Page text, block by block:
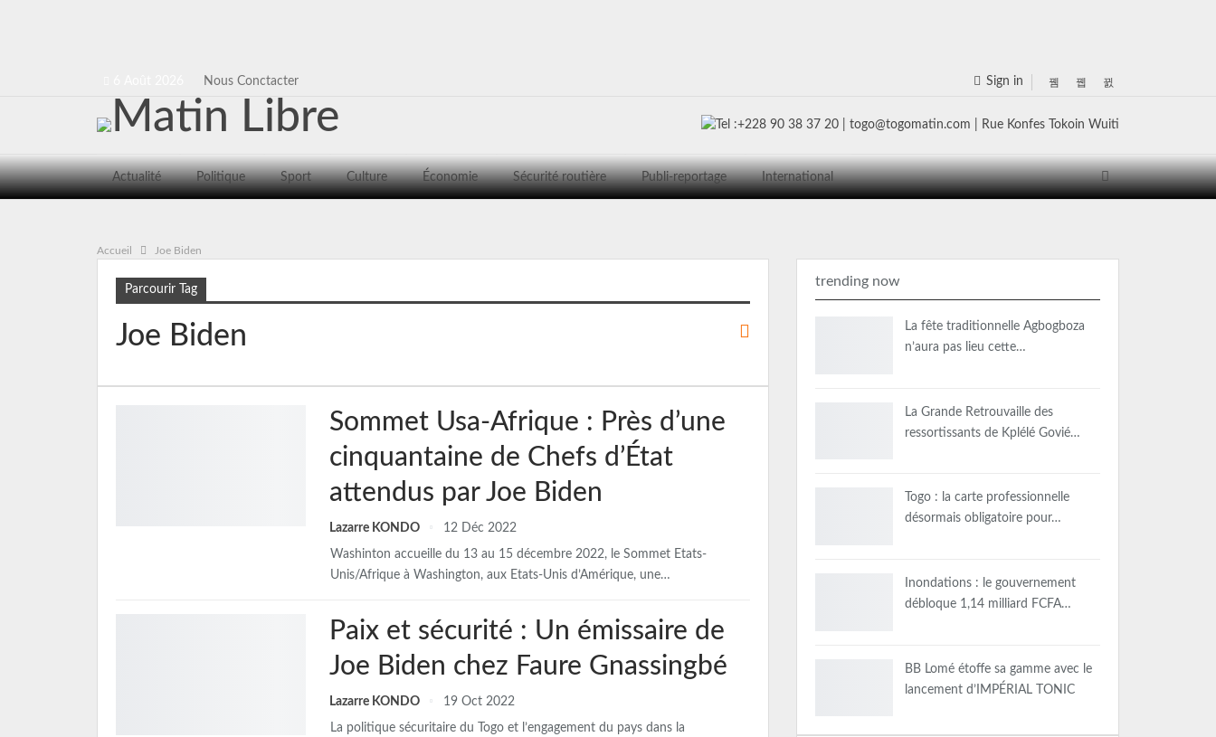
Sign in
Nous Conctacter
Actualité Politique Sport Culture Économie Sécurité routière Publi-reportage International
Accueil Joe Biden
Parcourir Tag
Joe Biden
Sommet Usa-Afrique : Près d’une
cinquantaine de Chefs d’État
attendus par Joe Biden
Lazarre KONDO 12 Déc 2022
Washinton accueille du 13 au 15 décembre 2022, le Sommet Etats-
Unis/Afrique à Washington, aux Etats-Unis d’Amérique, une…
Paix et sécurité : Un émissaire de
Joe Biden chez Faure Gnassingbé
Lazarre KONDO 19 Oct 2022
La politique sécuritaire du Togo et l’engagement du pays dans la
trending now
La fête traditionnelle Agbogboza
n’aura pas lieu cette…
La Grande Retrouvaille des
ressortissants de Kplélé Govié…
Togo : la carte professionnelle
désormais obligatoire pour…
Inondations : le gouvernement
débloque 1,14 milliard FCFA…
BB Lomé étoffe sa gamme avec le
lancement d’IMPÉRIAL TONIC